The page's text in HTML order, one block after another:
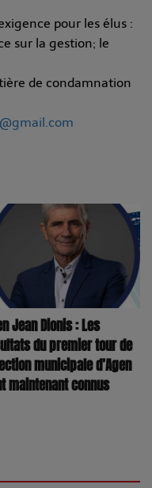
pour les élus :
sur la gestion; le
de condamnation
Jean Dionis : Les
du premier tour de
municipale d’Agen
maintenant connus